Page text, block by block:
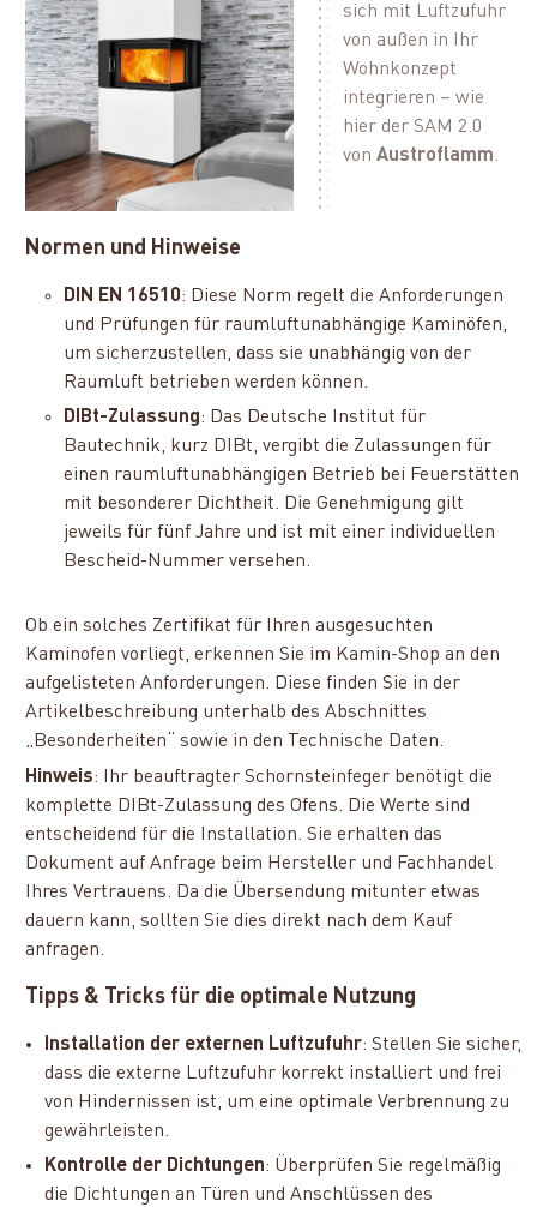
sich mit Luftzufuhr
von außen in Ihr
Wohnkonzept
integrieren – wie
hier der SAM 2.0
von Austroflamm.
Normen und Hinweise
DIN EN 16510: Diese Norm regelt die Anforderungen
und Prüfungen für raumluftunabhängige Kaminöfen,
um sicherzustellen, dass sie unabhängig von der
Raumluft betrieben werden können.
DIBt-Zulassung: Das Deutsche Institut für
Bautechnik, kurz DIBt, vergibt die Zulassungen für
einen raumluftunabhängigen Betrieb bei Feuerstätten
mit besonderer Dichtheit. Die Genehmigung gilt
jeweils für fünf Jahre und ist mit einer individuellen
Bescheid-Nummer versehen.
Ob ein solches Zertifikat für Ihren ausgesuchten
Kaminofen vorliegt, erkennen Sie im Kamin-Shop an den
aufgelisteten Anforderungen. Diese finden Sie in der
Artikelbeschreibung unterhalb des Abschnittes
„Besonderheiten“ sowie in den Technische Daten.
Hinweis: Ihr beauftragter Schornsteinfeger benötigt die
komplette DIBt-Zulassung des Ofens. Die Werte sind
entscheidend für die Installation. Sie erhalten das
Dokument auf Anfrage beim Hersteller und Fachhandel
Ihres Vertrauens. Da die Übersendung mitunter etwas
dauern kann, sollten Sie dies direkt nach dem Kauf
anfragen.
Tipps & Tricks für die optimale Nutzung
Installation der externen Luftzufuhr: Stellen Sie sicher,
dass die externe Luftzufuhr korrekt installiert und frei
von Hindernissen ist, um eine optimale Verbrennung zu
gewährleisten.
Kontrolle der Dichtungen: Überprüfen Sie regelmäßig
die Dichtungen an Türen und Anschlüssen des